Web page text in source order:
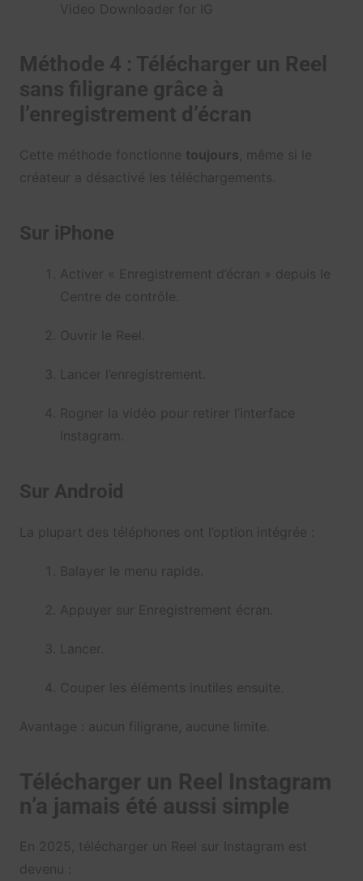
Video Downloader for IG
Méthode 4 : Télécharger un Reel
sans filigrane grâce à
l’enregistrement d’écran
Cette méthode fonctionne toujours, même si le
créateur a désactivé les téléchargements.
Sur iPhone
Activer « Enregistrement d’écran » depuis le
Centre de contrôle.
Ouvrir le Reel.
Lancer l’enregistrement.
Rogner la vidéo pour retirer l’interface
Instagram.
Sur Android
La plupart des téléphones ont l’option intégrée :
Balayer le menu rapide.
Appuyer sur Enregistrement écran.
Lancer.
Couper les éléments inutiles ensuite.
Avantage : aucun filigrane, aucune limite.
Télécharger un Reel Instagram
n’a jamais été aussi simple
En 2025, télécharger un Reel sur Instagram est
devenu :